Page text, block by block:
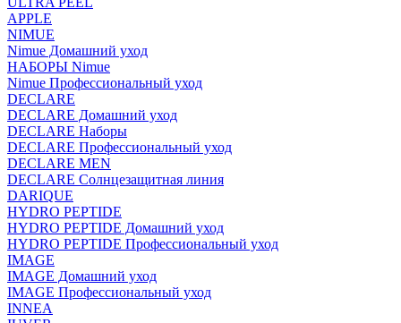
APPLE
NIMUE
Nimue Домашний уход
НАБОРЫ Nimue
Nimue Профессиональный уход
DECLARE
DECLARE Домашний уход
DECLARE Наборы
DECLARE Профессиональный уход
DECLARE MEN
DECLARE Солнцезащитная линия
DARIQUE
HYDRO PEPTIDE
HYDRO PEPTIDE Домашний уход
HYDRO PEPTIDE Профессиональный уход
IMAGE
IMAGE Домашний уход
IMAGE Профессиональный уход
INNEA